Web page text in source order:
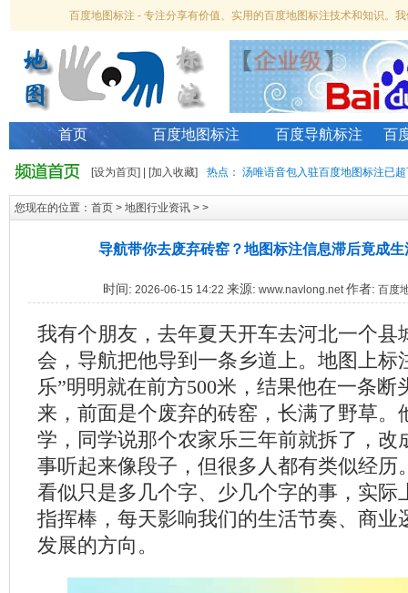
百度地图标注 - 专注分享有价值、实用的百度地图标注技术和知识。
首页 百度地图标注 百度导航标注 百
[设为首页] | [加入收藏] 热点： 汤唯语音包入驻百度地图标注已
您现在的位置： 首页 > 地图行业资讯 > >
导航带你去废弃砖窑？地图标注信息滞后竟成
时间: 2026-06-15 14:22 来源: www.navlong.net 作者: 百度
我有个朋友，去年夏天开车去河北一个县
会，导航把他导到一条乡道上。地图上标
乐”明明就在前方500米，结果他在一条断
来，前面是个废弃的砖窑，长满了野草。
学，同学说那个农家乐三年前就拆了，改
事听起来像段子，但很多人都有类似经历
看似只是多几个字、少几个字的事，实际
指挥棒，每天影响我们的生活节奏、商业
发展的方向。